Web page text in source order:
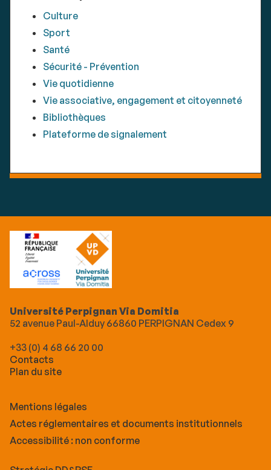
Culture
Sport
Santé
Sécurité - Prévention
Vie quotidienne
Vie associative, engagement et citoyenneté
Bibliothèques
Plateforme de signalement
Université Perpignan Via Domitia
52 avenue Paul-Alduy 66860 PERPIGNAN Cedex 9
+33 (0) 4 68 66 20 00
Contacts
Plan du site
Mentions légales
Actes réglementaires et documents institutionnels
Accessibilité : non conforme